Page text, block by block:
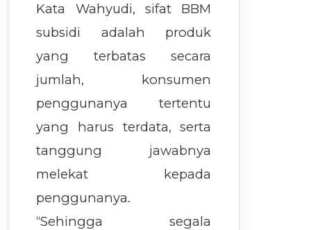
Kata Wahyudi, sifat BBM
subsidi adalah produk
yang terbatas secara
jumlah, konsumen
penggunanya tertentu
yang harus terdata, serta
tanggung jawabnya
melekat kepada
penggunanya.
“Sehingga segala